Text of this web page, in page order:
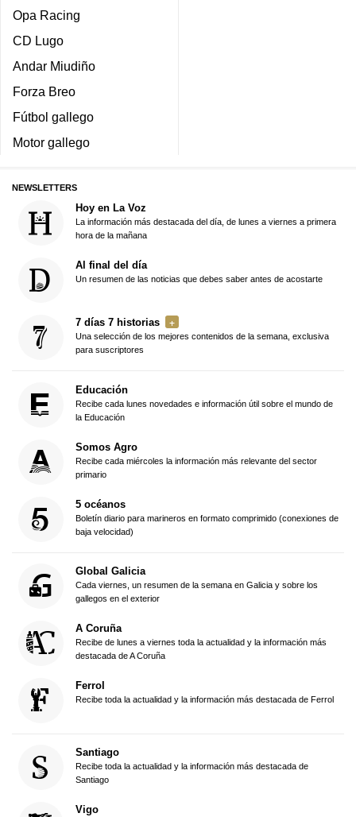
Opa Racing
CD Lugo
Andar Miudiño
Forza Breo
Fútbol gallego
Motor gallego
NEWSLETTERS
Hoy en La Voz
La información más destacada del día, de lunes a viernes a primera
hora de la mañana
Al final del día
Un resumen de las noticias que debes saber antes de acostarte
7 días 7 historias
Una selección de los mejores contenidos de la semana, exclusiva
para suscriptores
Educación
Recibe cada lunes novedades e información útil sobre el mundo de
la Educación
Somos Agro
Recibe cada miércoles la información más relevante del sector
primario
5 océanos
Boletín diario para marineros en formato comprimido (conexiones de
baja velocidad)
Global Galicia
Cada viernes, un resumen de la semana en Galicia y sobre los
gallegos en el exterior
A Coruña
Recibe de lunes a viernes toda la actualidad y la información más
destacada de A Coruña
Ferrol
Recibe toda la actualidad y la información más destacada de Ferrol
Santiago
Recibe toda la actualidad y la información más destacada de
Santiago
Vigo